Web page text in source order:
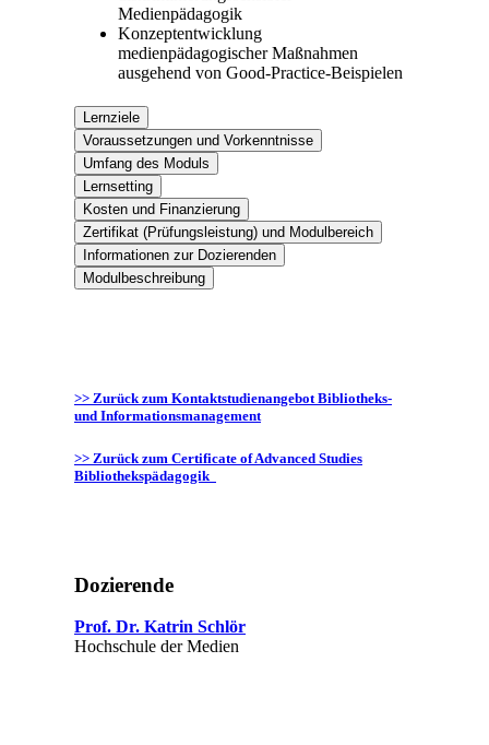
Medienpädagogik
Konzeptentwicklung
medienpädagogischer Maßnahmen
ausgehend von Good-Practice-Beispielen
Lernziele
Voraussetzungen und Vorkenntnisse
Umfang des Moduls
Lernsetting
Kosten und Finanzierung
Zertifikat (Prüfungsleistung) und Modulbereich
Informationen zur Dozierenden
Modulbeschreibung
>> Zurück zum Kontaktstudienangebot Bibliotheks-
und Informationsmanagement
>> Zurück zum Certificate of Advanced Studies
Bibliothekspädagogik
Dozierende
Prof. Dr. Katrin Schlör
Hochschule der Medien